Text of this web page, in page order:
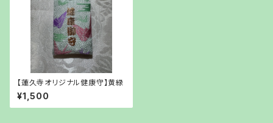
【蓮久寺オリジナル健康守】黄緑
¥1,500